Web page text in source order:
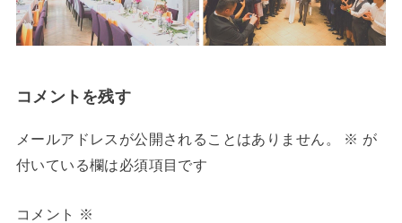
コメントを残す
メールアドレスが公開されることはありません。 ※ が
付いている欄は必須項目です
コメント ※